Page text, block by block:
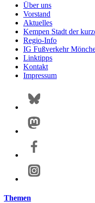
Über uns
Vorstand
Aktuelles
Kempen Stadt der
Regio-Info
IG Fußverkehr
Linktipps
Kontakt
Impressum
Themen